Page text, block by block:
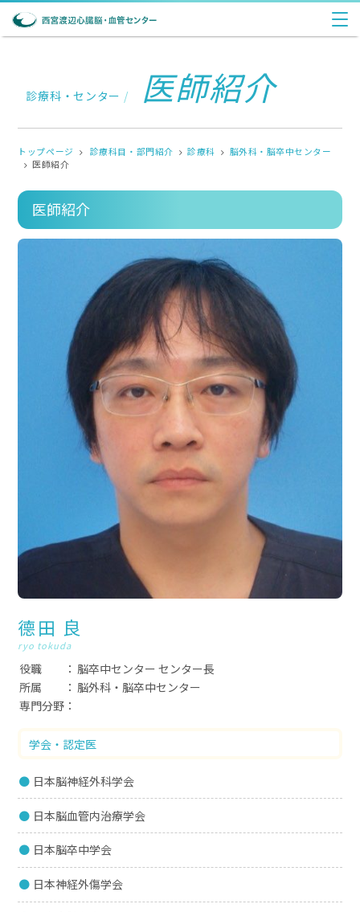
診療科・センター / 医師紹介
トップページ 診療科目・部門紹介 診療科
脳外科・脳卒中センター
医師紹介
医師紹介
德田 良
ryo tokuda
役職
脳卒中センター センター長
所属
脳外科・脳卒中センター
専門分野
学会・認定医
日本脳神経外科学会
日本脳血管内治療学会
日本脳卒中学会
日本神経外傷学会